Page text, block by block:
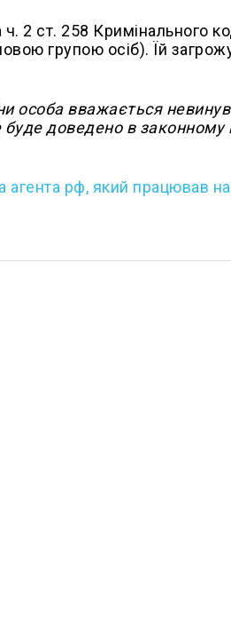
2 ст. 258 Кримінального
групою осіб). Їй
особа вважається
доведено в законному
рф, який працював на